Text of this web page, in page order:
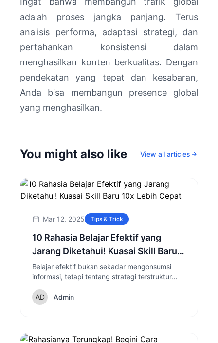
adalah proses jangka panjang. Terus
analisis performa, adaptasi strategi, dan
pertahankan konsistensi dalam
menghasilkan konten berkualitas. Dengan
pendekatan yang tepat dan kesabaran,
Anda bisa membangun presence global
yang menghasilkan.
You might also like View all articles
Mar 12, 2025 Tips & Trick
10 Rahasia Belajar Efektif yang
Jarang Diketahui! Kuasai Skill Baru
10x Lebih Cepat
Belajar efektif bukan sekadar mengonsumsi
informasi, tetapi tentang strategi terstruktur
metode terbukti untuk belajar 10x lebih cepat!
Admin